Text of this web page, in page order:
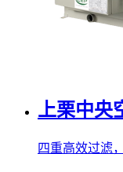
上栗中央
四重高效过滤